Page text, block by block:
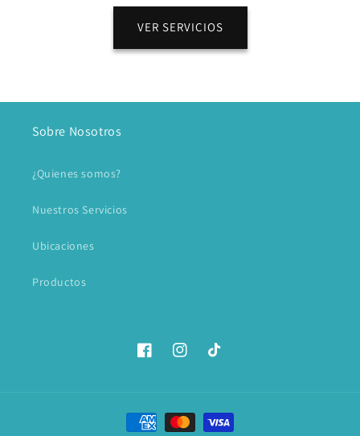
VER SERVICIOS
Sobre Nosotros
¿Quienes somos?
Nuestros Servicios
Ubicaciones
Productos
FacebookInstagramTikTok
Formas